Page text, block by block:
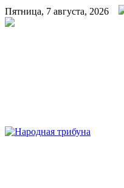
Пятница, 7 августа, 2026